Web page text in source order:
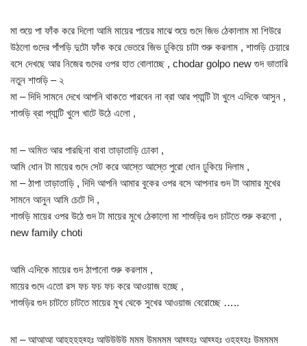
মা শুয়ে পা ফাঁক করে দিলো আমি মায়ের পায়ের মাঝে শুয়ে গুদে জিভ ঠেকালাম মা শিউরে
উঠলো গুদের পাঁপড়ি দুটো ফাঁক করে ভেতরে জিভ ঢুকিয়ে চাটা শুরু করলাম , শাশুড়ি চেয়ারে
বসে দেখছে আর নিজের গুদের ওপর হাত বোলাচ্ছে , chodar golpo new গুদ ভাতারি
নতুন শাশুড়ি – ২
মা – দিদি সামনে দেখে আপনি থাকতে পারবেন না ব্রা আর প্যান্টি টা খুলে এদিকে আসুন ,
শাশুড়ি ব্রা প্যান্টি খুলে খাটে উঠে এলো ,
মা – অমিত আর পারছিনা বাবা তাড়াতাড়ি ঢোকা ,
আমি ধোন টা মায়ের গুদে সেট করে আস্তে আস্তে পুরো ধোন ঢুকিয়ে দিলাম ,
মা – ঠাপা তাড়াতাড়ি , দিদি আপনি আমার বুকের ওপর বসে আপনার গুদ টা আমার মুখের
সামনে আনুন আমি চেটে দি ,
শাশুড়ি মায়ের ওপর উঠে গুদ টা মায়ের মুখে ঠেকালো মা শাশুড়ির গুদ চাটতে শুরু করলো ,
new family choti
আমি এদিকে মায়ের গুদ ঠাপানো শুরু করলাম ,
মায়ের গুদে এতো রস ফচ ফচ ফচ করে আওয়াজ হচ্ছে ,
শাশুড়ির গুদ চাটতে চাটতে মায়ের মুখ থেকে সুখের আওয়াজ বেরোচ্ছে …..
মা – আআআ আহহহহহ্হঃ আউউউউ মমম উমমমম আহ্হ্হঃ আহ্হ্হঃ ওহহহ্হঃ উমমমম